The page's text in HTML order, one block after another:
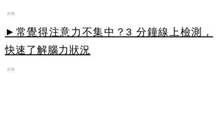
PR
►常覺得注意力不集中？3 分鐘線上檢測，
快速了解腦力狀況
PR